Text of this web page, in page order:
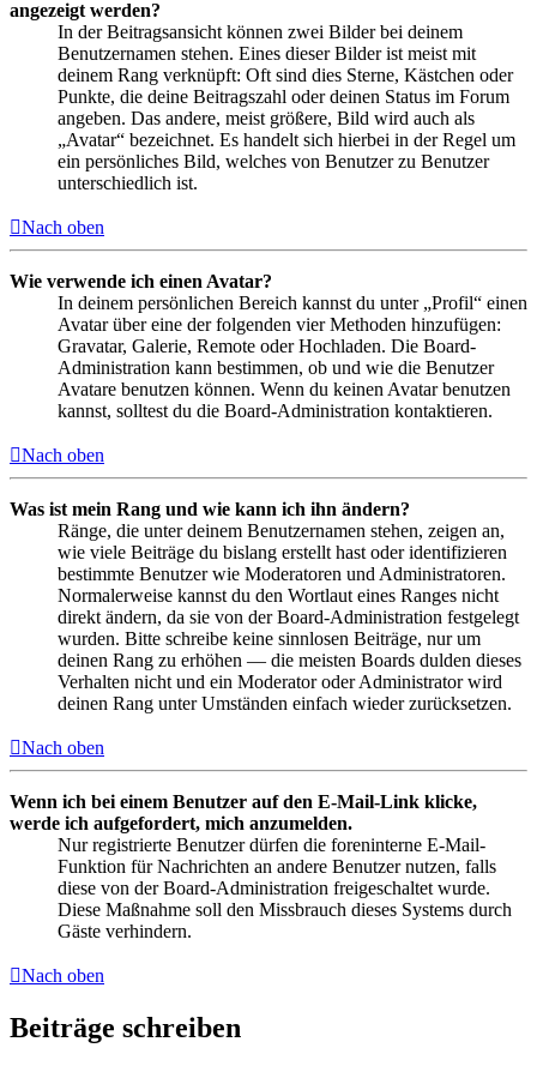
angezeigt werden?
In der Beitragsansicht können zwei Bilder bei deinem
Benutzernamen stehen. Eines dieser Bilder ist meist mit
deinem Rang verknüpft: Oft sind dies Sterne, Kästchen oder
Punkte, die deine Beitragszahl oder deinen Status im Forum
angeben. Das andere, meist größere, Bild wird auch als
„Avatar“ bezeichnet. Es handelt sich hierbei in der Regel um
ein persönliches Bild, welches von Benutzer zu Benutzer
unterschiedlich ist.
Nach oben
Wie verwende ich einen Avatar?
In deinem persönlichen Bereich kannst du unter „Profil“ einen
Avatar über eine der folgenden vier Methoden hinzufügen:
Gravatar, Galerie, Remote oder Hochladen. Die Board-
Administration kann bestimmen, ob und wie die Benutzer
Avatare benutzen können. Wenn du keinen Avatar benutzen
kannst, solltest du die Board-Administration kontaktieren.
Nach oben
Was ist mein Rang und wie kann ich ihn ändern?
Ränge, die unter deinem Benutzernamen stehen, zeigen an,
wie viele Beiträge du bislang erstellt hast oder identifizieren
bestimmte Benutzer wie Moderatoren und Administratoren.
Normalerweise kannst du den Wortlaut eines Ranges nicht
direkt ändern, da sie von der Board-Administration festgelegt
wurden. Bitte schreibe keine sinnlosen Beiträge, nur um
deinen Rang zu erhöhen — die meisten Boards dulden dieses
Verhalten nicht und ein Moderator oder Administrator wird
deinen Rang unter Umständen einfach wieder zurücksetzen.
Nach oben
Wenn ich bei einem Benutzer auf den E-Mail-Link klicke,
werde ich aufgefordert, mich anzumelden.
Nur registrierte Benutzer dürfen die foreninterne E-Mail-
Funktion für Nachrichten an andere Benutzer nutzen, falls
diese von der Board-Administration freigeschaltet wurde.
Diese Maßnahme soll den Missbrauch dieses Systems durch
Gäste verhindern.
Nach oben
Beiträge schreiben